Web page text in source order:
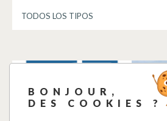
POTABLE
BERAT
LA
BONJOUR,
DES COOKIES ?